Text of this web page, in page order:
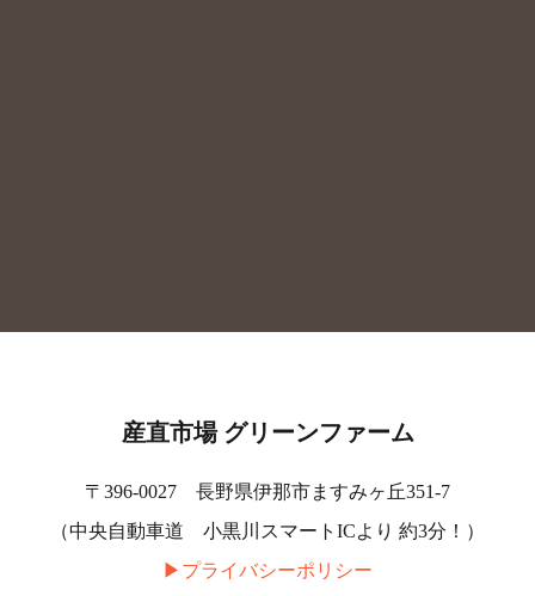
産直市場 グリーンファーム
〒396-0027 長野県伊那市ますみヶ丘351-7
（中央自動車道 小黒川スマートICより 約3分！）
▶︎プライバシーポリシー